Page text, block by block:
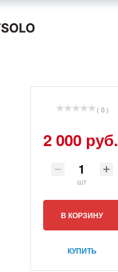
( 0 )
2 000 руб.
шт
В КОРЗИНУ
КУПИТЬ